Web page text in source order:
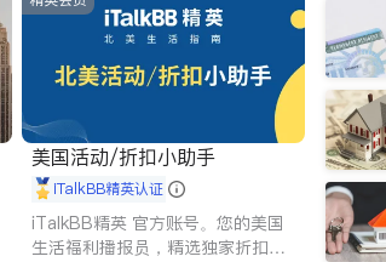
美国活动/折扣小助手
iTalkBB精英认证
iTalkBB精英 官方账号。您的美国
生活福利播报员，精选独家折扣、